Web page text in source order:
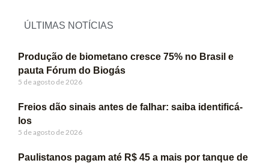
ÚLTIMAS NOTÍCIAS
Produção de biometano cresce 75% no Brasil e
pauta Fórum do Biogás
5 de agosto de 2026
Freios dão sinais antes de falhar: saiba identificá-
los
5 de agosto de 2026
Paulistanos pagam até R$ 45 a mais por tanque de